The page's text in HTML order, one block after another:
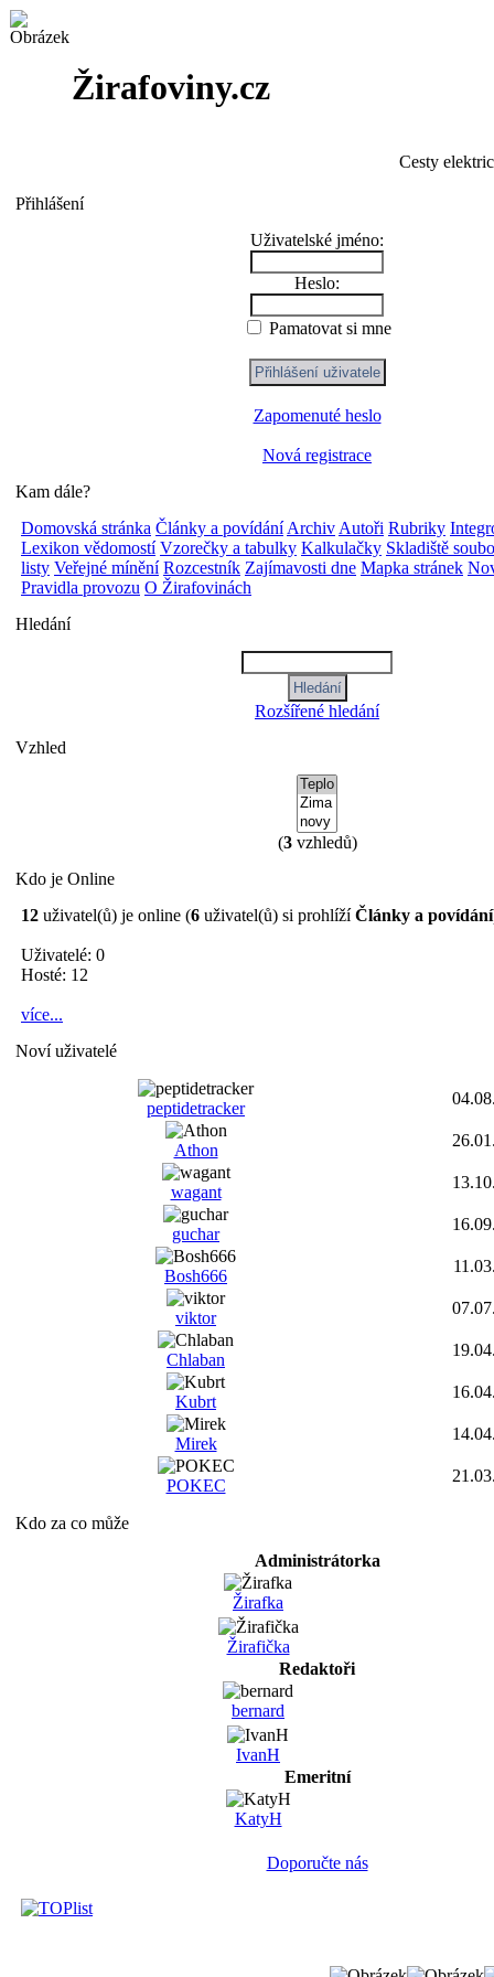
Žirafoviny.cz
Cesty
Přihlášení
Uživatelské jméno:
Heslo:
Pamatovat si mne
Zapomenuté heslo
Nová registrace
Kam dále?
Domovská stránka Články a povídání Archiv Autoři Rubriky
Lexikon vědomostí Vzorečky a tabulky Kalkulačky Skladiště
listy Veřejné mínění Rozcestník Zajímavosti dne Mapka stránek
Pravidla provozu O Žirafovinách
Hledání
Rozšířené hledání
Vzhled
(3vzhledů)
Kdo je Online
12 uživatel(ů) je online (6 uživatel(ů) si prohlížíČlánky a povídání
Uživatelé: 0
Hosté: 12
více...
Noví uživatelé
peptidetracker
Athon
wagant
guchar
Bosh666
viktor
Chlaban
Kubrt
Mirek
POKEC
Kdo za co může
Administrátorka
Žirafka
Žirafička
Redaktoři
bernard
IvanH
Emeritní
KatyH
Doporučte nás